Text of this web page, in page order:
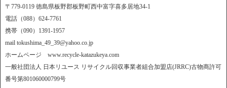
〒779-0119 徳島県板野郡板野町西中富字喜多居地34-1
電話（088）624-7761
携帯（090）1391-1957
mail tokushima_49_39@yahoo.co.jp
ホームページ www.recycle-katazukeya.com
一般社団法人 日本リユース リサイクル回収事業者組合加盟店(JRRC)古物商許可
番号第801060000799号